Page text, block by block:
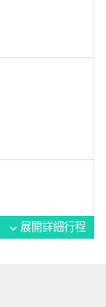
expand_more 展開詳細行程